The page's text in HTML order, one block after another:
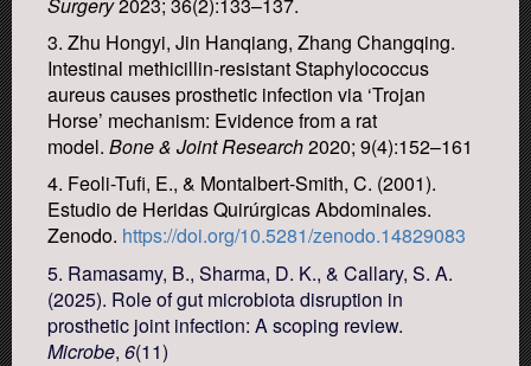
3. Zhu Hongyi, Jin Hanqiang, Zhang Changqing.
Intestinal methicillin-resistant Staphylococcus
aureus causes prosthetic infection via ‘Trojan
Horse’ mechanism: Evidence from a rat
model. Bone & Joint Research2020; 9(4):152–161
4. Feoli-Tufi, E., & Montalbert-Smith, C. (2001).
Estudio de Heridas Quirúrgicas Abdominales.
Zenodo. https://doi.org/10.5281/zenodo.14829083
5. Ramasamy, B., Sharma, D. K., & Callary, S. A.
(2025). Role of gut microbiota disruption in
prosthetic joint infection: A scoping review.
Microbe, 6(11)